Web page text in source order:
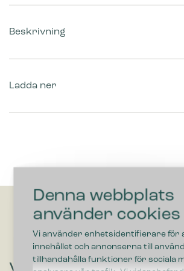
Denna webbplats
använder cookies
Vi använder enhetsidentifierare för
innehållet och annonserna till
tillhandahålla funktioner för sociala
Beskrivning
Ladda ner